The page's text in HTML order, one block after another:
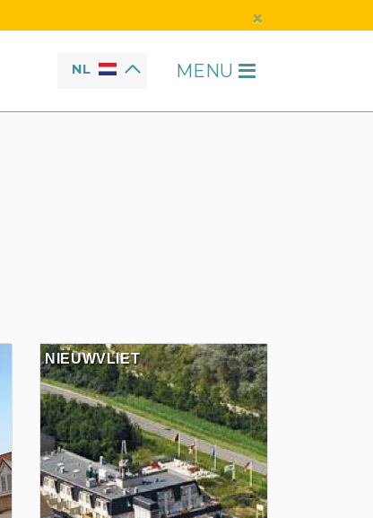
×
NL MENU H
NIEUWVLIET